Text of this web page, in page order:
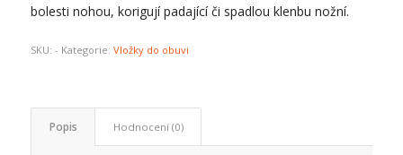
bolesti nohou, korigují padající či spadlou klenbu nožní.
SKU: - Kategorie: Vložky do obuvi
Popis Hodnocení (0)